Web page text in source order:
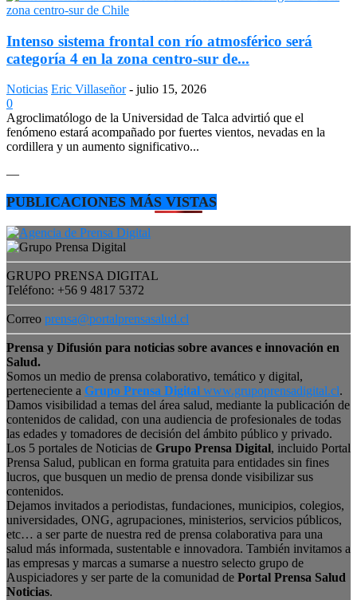
Intenso sistema frontal con río atmosférico será
categoría 4 en la zona centro-sur de...
Noticias Eric Villaseñor - julio 15, 2026
0
Agroclimatólogo de la Universidad de Talca advirtió que el
fenómeno estará acompañado por fuertes vientos, nevadas en la
cordillera y un aumento significativo...
—
PUBLICACIONES MÁS VISTAS
GRUPO PRENSA DIGITAL
Teléfono: +56 9 4817 5372
Correo prensa@portalprensasalud.cl
Prensa y Difusión para noticias sobre avances e innovación en
Salud.
Somos un medio de prensa colaborativo, temático y digital,
perteneciente a Grupo Prensa Digital www.grupoprensadigital.cl.
Damos visibilidad a temas del área salud, mediante la publicación de
contenidos de calidad, con una audiencia de profesionales de todas
las edades y tomadores de decisión del ámbito público y privado.
Los 5 portales de Noticias de Grupo Prensa Digital, incluido Portal
Prensa Salud, publican en forma gratuita para entidades sin fines
lucros, que busquen un medio de prensa donde visibilizar sus
contenidos.
Dejamos invitados a periodistas, fundaciones, municipios, colegios,
universidades, ONG, agrupaciones, ministerios, servicios públicos,
etc… a ser parte de nuestra red de prensa colaborativa para una
salud más informada, sustentable e innovadora. También invitamos a
las empresas y marcas a sumarse a nuestro selecto grupo de
Auspiciadores y ser parte de la comunidad de Portal Prensa Salud
Noticias.